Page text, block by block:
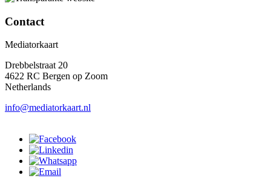
Contact
Mediatorkaart
Drebbelstraat 20
4622 RC Bergen op Zoom
Netherlands
info@mediatorkaart.nl